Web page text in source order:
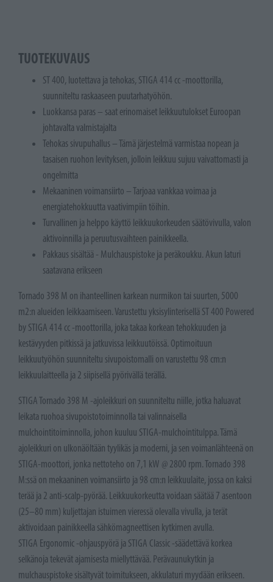
TUOTEKUVAUS
ST 400, luotettava ja tehokas, STIGA 414 cc -moottorilla,
suunniteltu raskaaseen puutarhatyöhön.
Luokkansa paras – saat erinomaiset leikkuutulokset Euroopan
johtavalta valmistajalta
Tehokas sivupuhallus – Tämä järjestelmä varmistaa nopean ja
tasaisen ruohon levityksen, jolloin leikkuu sujuu vaivattomasti ja
ongelmitta
Mekaaninen voimansiirto – Tarjoaa vankkaa voimaa ja
energiatehokkuutta vaativimpiin töihin.
Turvallinen ja helppo käyttö leikkuukorkeuden säätövivulla, valon
aktivoinnilla ja peruutusvaihteen painikkeella.
Pakkaus sisältää - Mulchauspistoke ja peräkoukku. Akun laturi
saatavana erikseen
Tornado 398 M on ihanteellinen karkean nurmikon tai suurten, 5000
m2:n alueiden leikkaamiseen. Varustettu yksisylinterisellä ST 400 Powered
by STIGA 414 cc -moottorilla, joka takaa korkean tehokkuuden ja
kestävyyden pitkissä ja jatkuvissa leikkuutöissä. Optimoituun
leikkuutyöhön suunniteltu sivupoistomalli on varustettu 98 cm:n
leikkuulaitteella ja 2 siipisellä pyörivällä terällä.
STIGA Tornado 398 M -ajoleikkuri on suunniteltu niille, jotka haluavat
leikata ruohoa sivupoistotoiminnolla tai valinnaisella
mulchointitoiminnolla, johon kuuluu STIGA-mulchointitulppa. Tämä
ajoleikkuri on ulkonäöltään tyylikäs ja moderni, ja sen voimanlähteenä on
STIGA-moottori, jonka nettoteho on 7,1 kW @ 2800 rpm. Tornado 398
M:ssä on mekaaninen voimansiirto ja 98 cm:n leikkuulaite, jossa on kaksi
terää ja 2 anti-scalp-pyörää. Leikkuukorkeutta voidaan säätää 7 asentoon
(25–80 mm) kuljettajan istuimen vieressä olevalla vivulla, ja terät
aktivoidaan painikkeella sähkömagneettisen kytkimen avulla.
STIGA Ergonomic -ohjauspyörä ja STIGA Classic -säädettävä korkea
selkänoja tekevät ajamisesta miellyttävää. Perävaunukytkin ja
mulchauspistoke sisältyvät toimitukseen, akkulaturi myydään erikseen.